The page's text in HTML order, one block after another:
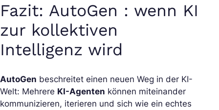
Fazit: AutoGen : wenn KI
zur kollektiven
Intelligenz wird
AutoGen beschreitet einen neuen Weg in der KI-
Welt: Mehrere KI-Agenten können miteinander
kommunizieren, iterieren und sich wie ein echtes